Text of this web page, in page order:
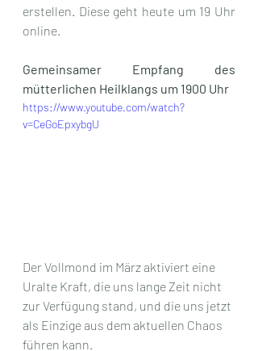
erstellen. Diese geht heute um 19 Uhr
online.
Gemeinsamer Empfang des
mütterlichen Heilklangs um 1900 Uhr
https://www.youtube.com/watch?
v=CeGoEpxybgU
Der Vollmond im März aktiviert eine
Uralte Kraft, die uns lange Zeit nicht
zur Verfügung stand, und die uns jetzt
als Einzige aus dem aktuellen Chaos
führen kann.